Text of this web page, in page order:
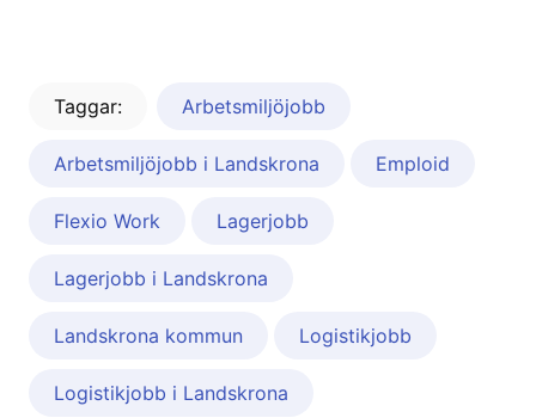
Taggar: Arbetsmiljöjobb
Arbetsmiljöjobb i Landskrona Emploid
Flexio Work Lagerjobb
Lagerjobb i Landskrona
Landskrona kommun Logistikjobb
Logistikjobb i Landskrona